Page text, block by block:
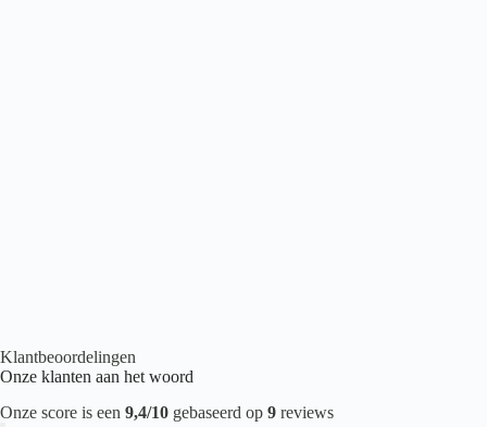
Klantbeoordelingen
Onze klanten aan het woord
Onze score is een 9,4/10 gebaseerd op 9 reviews